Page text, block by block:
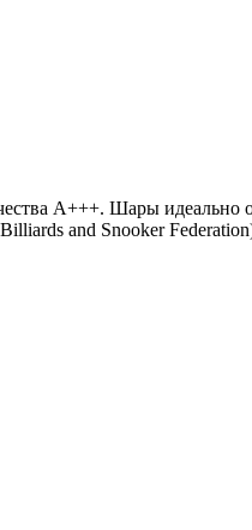
А+++. Шары
and Snooker